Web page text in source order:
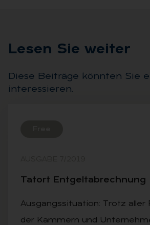
Le­sen Sie wei­ter
Diese Beiträge könnten Sie
interessieren.
Tat­ort Ent­gel­tab­rech­nung
Ausgangssituation: Trotz aller
der Kammern und